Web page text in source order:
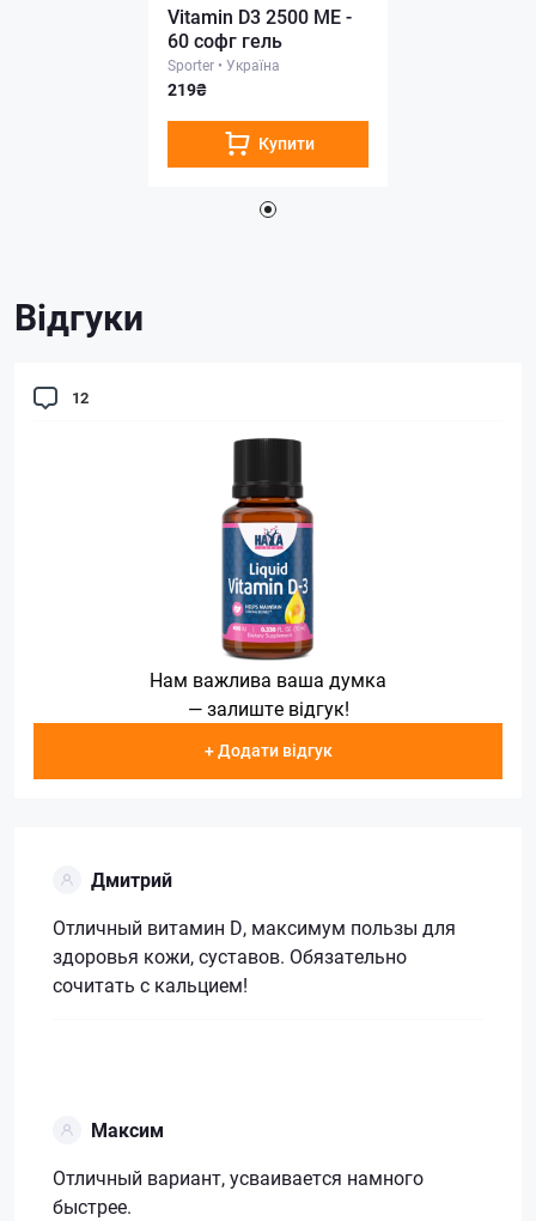
Vitamin D3 2500 ME -
60 софг гель
Sporter • Україна
219₴
Купити
Відгуки
12
Нам важлива ваша думка
— залиште відгук!
+ Додати відгук
Дмитрий
Отличный витамин D, максимум пользы для
здоровья кожи, суставов. Обязательно
сочитать с кальцием!
Максим
Отличный вариант, усваивается намного
быстрее.